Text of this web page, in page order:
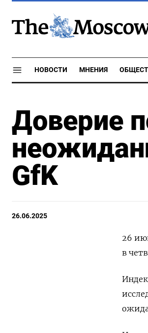
НОВОСТИ МНЕНИЯ
Доверие
GfK
26.06.2025
26
в